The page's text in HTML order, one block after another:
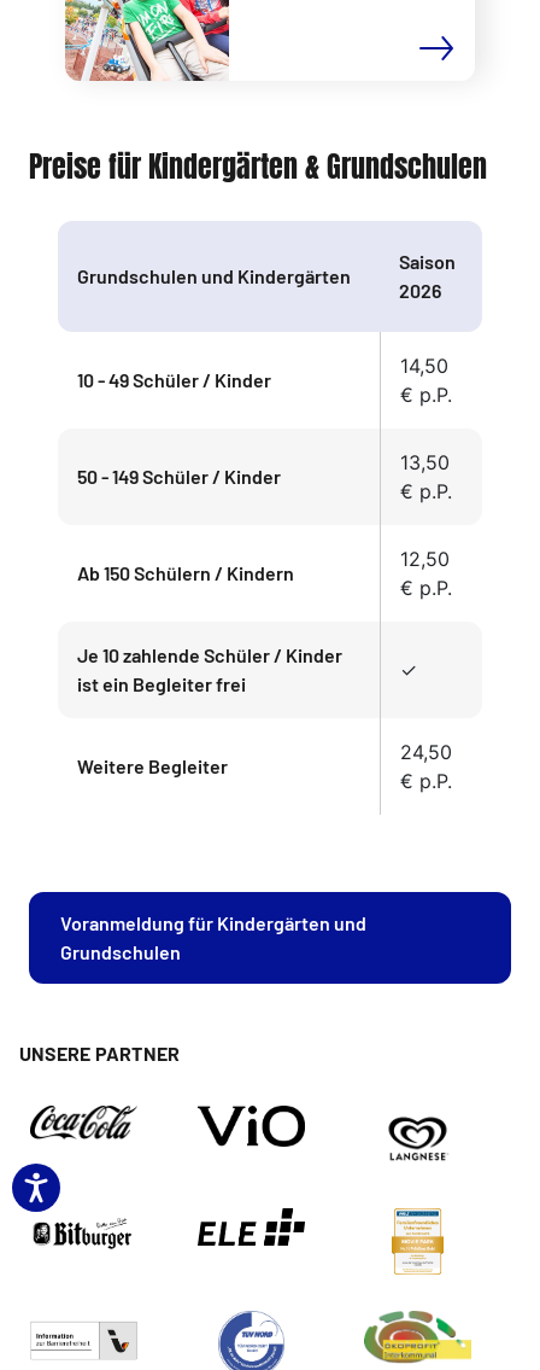
Preise für Kindergärten & Grundschulen
Grundschulen und Kindergärten
Saison
2026
10 - 49 Schüler / Kinder
14,50
€ p.P.
50 - 149 Schüler / Kinder
13,50
€ p.P.
Ab 150 Schülern / Kindern
12,50
€ p.P.
Je 10 zahlende Schüler / Kinder
ist ein Begleiter frei
✓
Weitere Begleiter
24,50
€ p.P.
Voranmeldung für Kindergärten und
Grundschulen
UNSERE PARTNER